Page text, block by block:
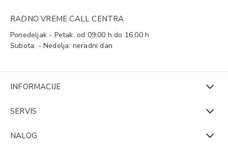
RADNO VREME CALL CENTRA
Ponedeljak - Petak: od 09:00 h do 16:00 h
Subota: - Nedelja: neradni dan
INFORMACIJE
SERVIS
NALOG